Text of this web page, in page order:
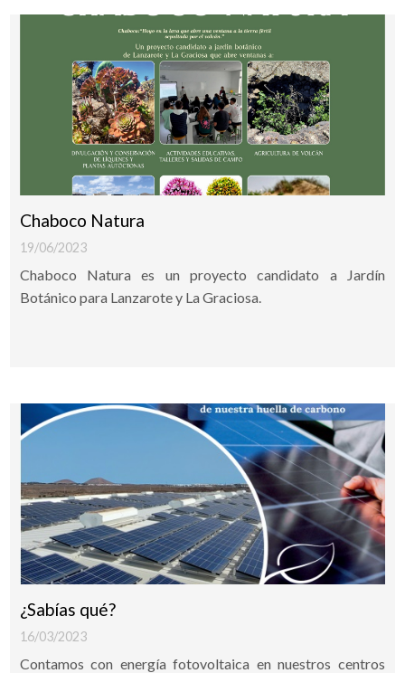
Chaboco Natura
19/06/2023
Chaboco Natura es un proyecto candidato a Jardín
Botánico para Lanzarote y La Graciosa.
¿Sabías qué?
16/03/2023
Contamos con energía fotovoltaica en nuestros centros